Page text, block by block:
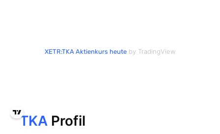
XETR:TKA Aktienkurs heute by TradingView